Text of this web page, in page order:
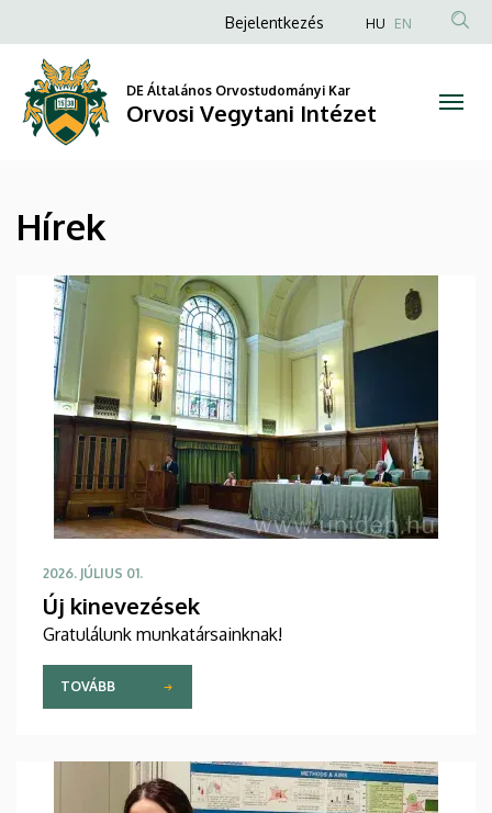
Orvosi
Vegytani
Intézet
a
tartalomra
Anonim
fiók
menüje
Bejelentkezés HU EN
DE Általános Orvostudományi Kar
Orvosi Vegytani Intézet
Hírek
2026. JÚLIUS 01.
Új kinevezések
Gratulálunk munkatársainknak!
TOVÁBB